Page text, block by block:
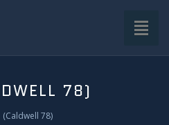
78)
(Caldwell 78)